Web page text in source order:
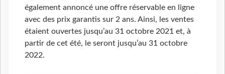
également annoncé une offre réservable en ligne
avec des prix garantis sur 2 ans. Ainsi, les ventes
étaient ouvertes jusqu’au 31 octobre 2021 et, à
partir de cet été, le seront jusqu’au 31 octobre
2022.